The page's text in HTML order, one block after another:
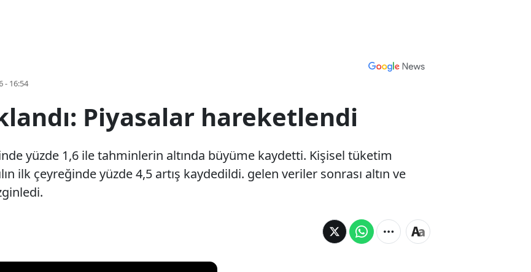
- 16:54
Piyasalar hareketlendi
yüzde 1,6 ile tahminlerin altında büyüme kaydetti. Kişisel tüketim
ilk çeyreğinde yüzde 4,5 artış kaydedildi. gelen veriler sonrası altın ve